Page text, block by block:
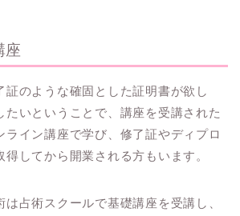
座
証のような確固とした証明書が欲し
たいということで、講座を受講された
ライン講座で学び、修了証やディプロ
してから開業される方もいます。
占術スクールで基礎講座を受講し、